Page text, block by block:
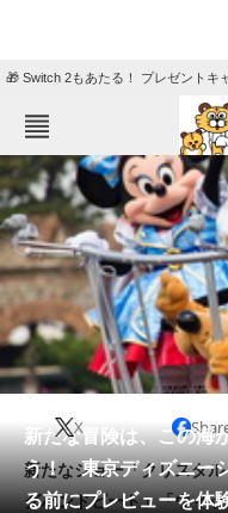
🎁 Switch 2もあたる！ プレゼントキ
ねとらぼメニュー
TOP
エンタメ
グルメ
住まい
動物
会員記事
メディア
新たな冒険は、この海
う！ 東京ディズニー
る前にプレビューを体
X
新たなショー「クリスタ
グバンドビート」「ウィ